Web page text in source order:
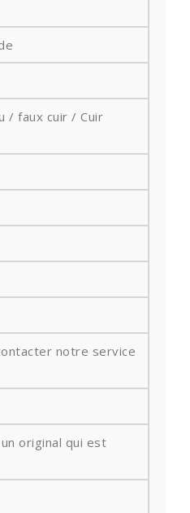
/ faux cuir / Cuir
notre service
original qui est